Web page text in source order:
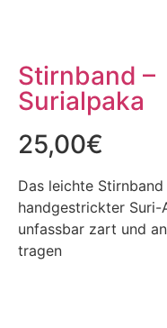
Stirnband –
Surialpaka
25,00€
Das leichte Stirnband
handgestrickter Suri-
unfassbar zart und
tragen